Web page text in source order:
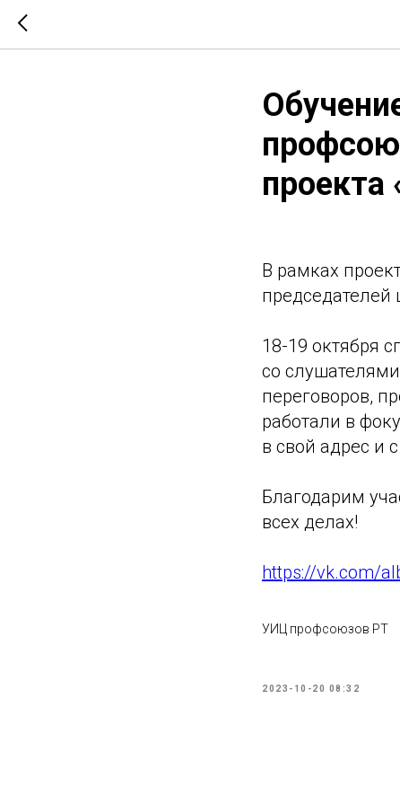
В рамках
18-19 октября
со
переговоров,
работали в
в свой адрес и
Благодарим
всех делах!
https://vk.com/
УИЦ профсоюзов РТ
2023-10-20 08:32